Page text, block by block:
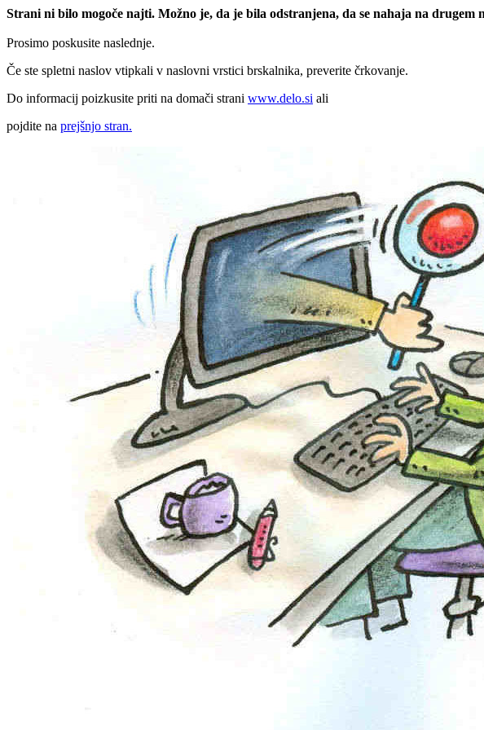
Strani ni bilo mogoče najti. Možno je, da je bila odstranjena, da se nahaja na drugem
Prosimo poskusite naslednje.
Če ste spletni naslov vtipkali v naslovni vrstici brskalnika, preverite črkovanje.
Do informacij poizkusite priti na domači strani www.delo.si ali
pojdite na prejšnjo stran.